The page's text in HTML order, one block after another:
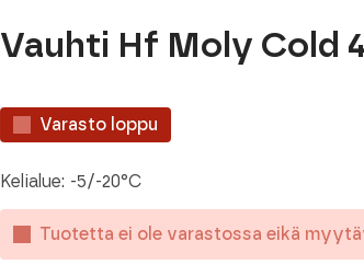
Vauhti Hf Moly Cold
Varasto loppu
Kelialue: -5/-20°C
Tuotetta ei ole varastossa eikä